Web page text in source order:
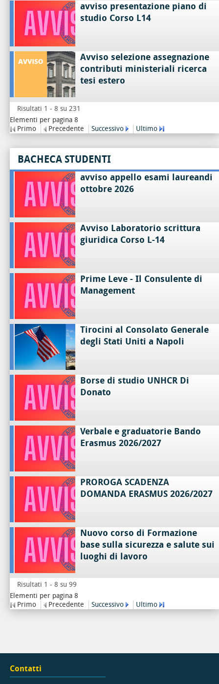
avviso presentazione piano di
studio Corso L14
Avviso selezione assegnazione
contributi ministeriali ricerca
tesi estero
Risultati 1 - 8 su 231
Elementi per pagina 8
Primo
Precedente Successivo Ultimo
BACHECA STUDENTI
avviso appello esami laureandi
ottobre 2026
Avviso Laboratorio scrittura
giuridica Corso L-14
Prime Leve - Il Consulente di
Management
Tirocini al Consolato Generale
degli Stati Uniti a Napoli
Borse di studio UNHCR Di
Donato
Verbale e graduatorie Bando
Erasmus 2026/2027
PROROGA SCADENZA
DOMANDA ERASMUS 2026/2027
Nuovo corso di Formazione
base sulla sicurezza e salute sui
luoghi di lavoro
Risultati 1 - 8 su 99
Elementi per pagina 8
Primo
Precedente Successivo Ultimo
Contatti